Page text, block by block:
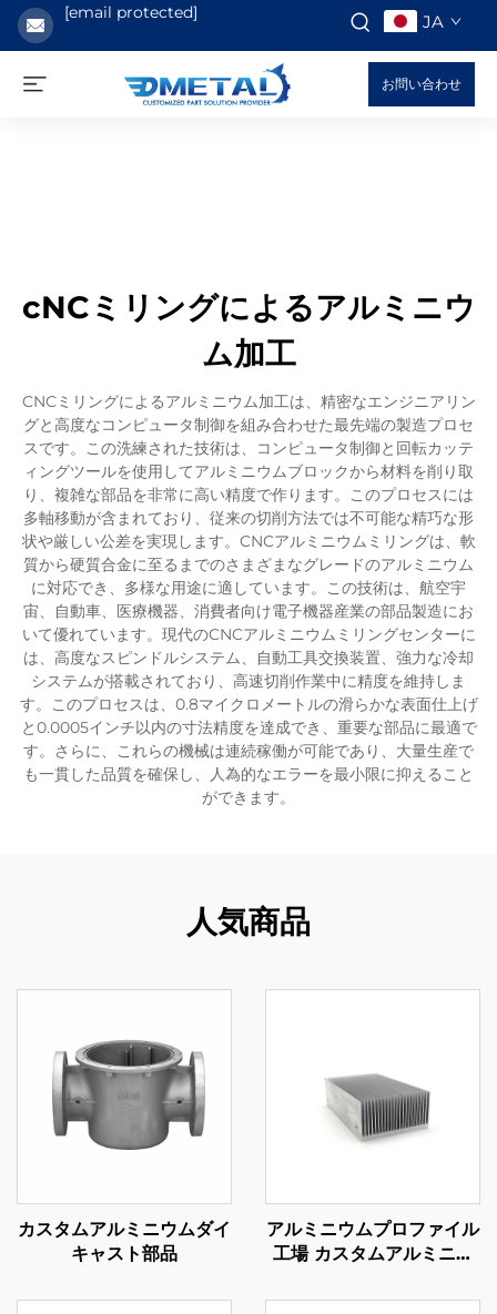
[email protected] JA
お問い合わせ
cNCミリングによるアルミニウ
ム加工
CNCミリングによるアルミニウム加工は、精密なエンジニアリン
グと高度なコンピュータ制御を組み合わせた最先端の製造プロセ
スです。この洗練された技術は、コンピュータ制御と回転カッテ
ィングツールを使用してアルミニウムブロックから材料を削り取
り、複雑な部品を非常に高い精度で作ります。このプロセスには
多軸移動が含まれており、従来の切削方法では不可能な精巧な形
状や厳しい公差を実現します。CNCアルミニウムミリングは、軟
質から硬質合金に至るまでのさまざまなグレードのアルミニウム
に対応でき、多様な用途に適しています。この技術は、航空宇
宙、自動車、医療機器、消費者向け電子機器産業の部品製造にお
いて優れています。現代のCNCアルミニウムミリングセンターに
は、高度なスピンドルシステム、自動工具交換装置、強力な冷却
システムが搭載されており、高速切削作業中に精度を維持しま
す。このプロセスは、0.8マイクロメートルの滑らかな表面仕上げ
と0.0005インチ以内の寸法精度を達成でき、重要な部品に最適で
す。さらに、これらの機械は連続稼働が可能であり、大量生産で
も一貫した品質を確保し、人為的なエラーを最小限に抑えること
ができます。
人気商品
カスタムアルミニウムダイ
キャスト部品
アルミニウムプロファイル
工場 カスタムアルミニウ
シンク